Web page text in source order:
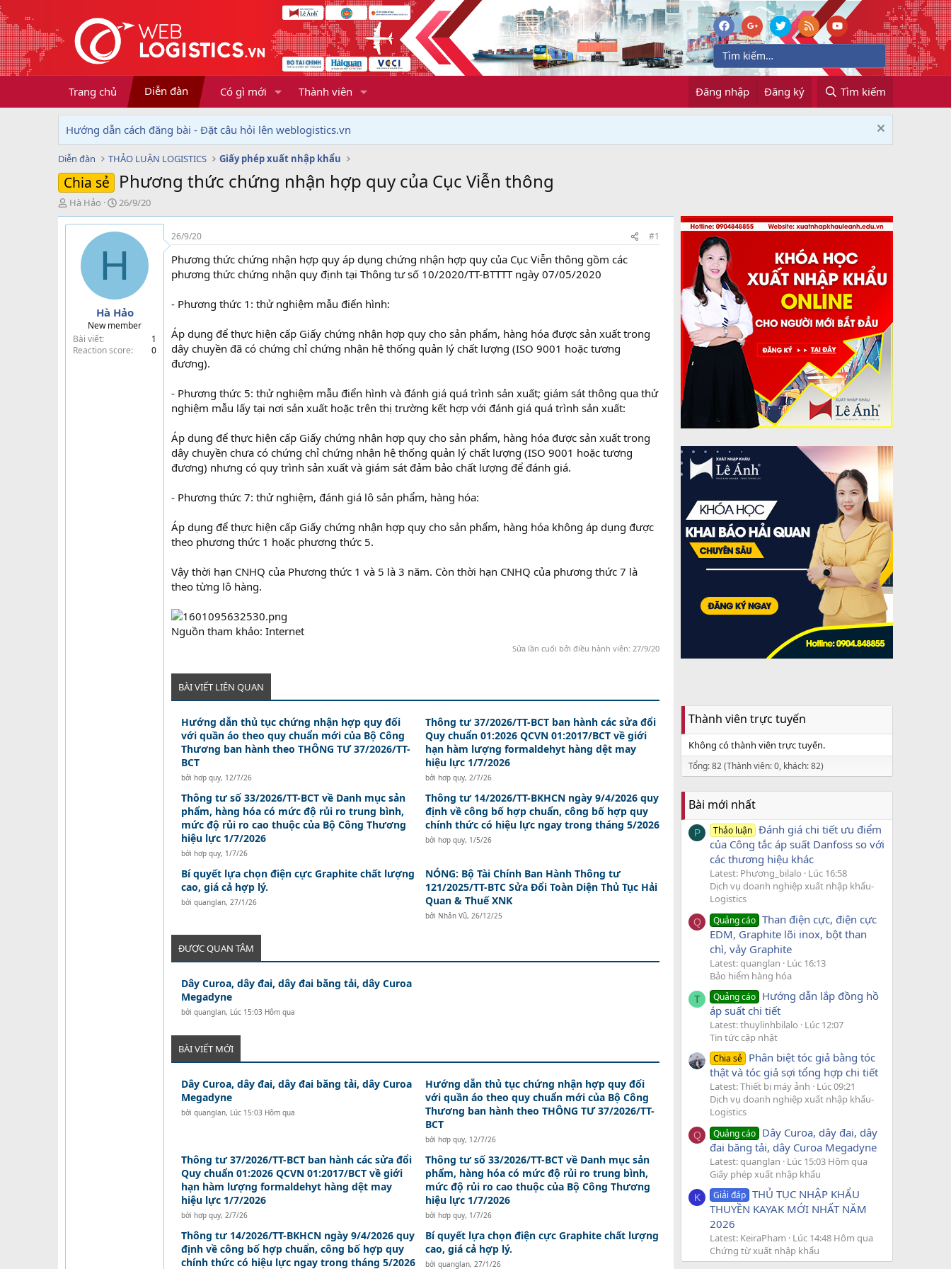
Trang chủ Diễn đàn Có gì mới Thành viên Đăng nhập Đăng ký Tìm kiếm
Hướng dẫn cách đăng bài - Đặt câu hỏi lên weblogistics.vn
Diễn đàn THẢO LUẬN LOGISTICS Giấy phép xuất nhập khẩu
Chia sẻ Phương thức chứng nhận hợp quy của Cục Viễn thông
T
h
r
Hà Hảo
N
g
à
g
ử
26/9/20
H
Hà Hảo
New member
Bài viết
1
Reaction score
0
26/9/20 #1
Phương thức chứng nhận hợp quy áp dụng chứng nhận hợp quy của Cục Viễn thông gồm các
phương thức chứng nhận quy định tại Thông tư số 10/2020/TT-BTTTT ngày 07/05/2020
- Phương thức 1: thử nghiệm mẫu điển hình:
Áp dụng để thực hiện cấp Giấy chứng nhận hợp quy cho sản phẩm, hàng hóa được sản xuất trong
dây chuyền đã có chứng chỉ chứng nhận hệ thống quản lý chất lượng (ISO 9001 hoặc tương
đương).
- Phương thức 5: thử nghiệm mẫu điển hình và đánh giá quá trình sản xuất; giám sát thông qua thử
nghiệm mẫu lấy tại nơi sản xuất hoặc trên thị trường kết hợp với đánh giá quá trình sản xuất:
Áp dụng để thực hiện cấp Giấy chứng nhận hợp quy cho sản phẩm, hàng hóa được sản xuất trong
dây chuyền chưa có chứng chỉ chứng nhận hệ thống quản lý chất lượng (ISO 9001 hoặc tương
đương) nhưng có quy trình sản xuất và giám sát đảm bảo chất lượng để đánh giá.
- Phương thức 7: thử nghiệm, đánh giá lô sản phẩm, hàng hóa:
Áp dụng để thực hiện cấp Giấy chứng nhận hợp quy cho sản phẩm, hàng hóa không áp dụng được
theo phương thức 1 hoặc phương thức 5.
Vậy thời hạn CNHQ của Phương thức 1 và 5 là 3 năm. Còn thời hạn CNHQ của phương thức 7 là
theo từng lô hàng.
Nguồn tham khảo: Internet
Sửa lần cuối bởi điều hành viên: 27/9/20
BÀI VIẾT LIÊN QUAN
Hướng dẫn thủ tục chứng nhận hợp quy đối
với quần áo theo quy chuẩn mới của Bộ Công
Thương ban hành theo THÔNG TƯ 37/2026/TT-
BCT
bởi hơp quy, 12/7/26
Thông tư 37/2026/TT-BCT ban hành các sửa đổi
Quy chuẩn 01:2026 QCVN 01:2017/BCT về giới
hạn hàm lượng formaldehyt hàng dệt may
hiệu lực 1/7/2026
bởi hơp quy, 2/7/26
Thông tư số 33/2026/TT-BCT về Danh mục sản
phẩm, hàng hóa có mức độ rủi ro trung bình,
mức độ rủi ro cao thuộc của Bộ Công Thương
hiệu lực 1/7/2026
bởi hơp quy, 1/7/26
Thông tư 14/2026/TT-BKHCN ngày 9/4/2026 quy
định về công bố hợp chuẩn, công bố hợp quy
chính thức có hiệu lực ngay trong tháng 5/2026
bởi hơp quy, 1/5/26
Bí quyết lựa chọn điện cực Graphite chất lượng
cao, giá cả hợp lý.
bởi quanglan, 27/1/26
NÓNG: Bộ Tài Chính Ban Hành Thông tư
121/2025/TT-BTC Sửa Đổi Toàn Diện Thủ Tục Hải
Quan & Thuế XNK
bởi Nhân Vũ, 26/12/25
ĐƯỢC QUAN TÂM
Dây Curoa, dây đai, dây đai băng tải, dây Curoa
Megadyne
bởi quanglan, Lúc 15:03 Hôm qua
BÀI VIẾT MỚI
Dây Curoa, dây đai, dây đai băng tải, dây Curoa
Megadyne
bởi quanglan, Lúc 15:03 Hôm qua
Hướng dẫn thủ tục chứng nhận hợp quy đối
với quần áo theo quy chuẩn mới của Bộ Công
Thương ban hành theo THÔNG TƯ 37/2026/TT-
BCT
bởi hơp quy, 12/7/26
Thông tư 37/2026/TT-BCT ban hành các sửa đổi
Quy chuẩn 01:2026 QCVN 01:2017/BCT về giới
hạn hàm lượng formaldehyt hàng dệt may
hiệu lực 1/7/2026
bởi hơp quy, 2/7/26
Thông tư số 33/2026/TT-BCT về Danh mục sản
phẩm, hàng hóa có mức độ rủi ro trung bình,
mức độ rủi ro cao thuộc của Bộ Công Thương
hiệu lực 1/7/2026
bởi hơp quy, 1/7/26
Thông tư 14/2026/TT-BKHCN ngày 9/4/2026 quy
định về công bố hợp chuẩn, công bố hợp quy
chính thức có hiệu lực ngay trong tháng 5/2026
Bí quyết lựa chọn điện cực Graphite chất lượng
cao, giá cả hợp lý.
bởi quanglan, 27/1/26
Thành viên trực tuyến
Không có thành viên trực tuyến.
Tổng: 82 (Thành viên: 0, khách: 82)
Bài mới nhất
P Thảo luận Đánh giá chi tiết ưu điểm
của Công tắc áp suất Danfoss so với
các thương hiệu khác
Latest: Phương_bilalo
Lúc 16:58
Dịch vụ doanh nghiệp xuất nhập khẩu-
Logistics
Q Quảng cáo Than điện cực, điện cực
EDM, Graphite lõi inox, bột than
chì, vảy Graphite
Latest: quanglan
Lúc 16:13
Bảo hiểm hàng hóa
T Quảng cáo Hướng dẫn lắp đồng hồ
áp suất chi tiết
Latest: thuylinhbilalo
Lúc 12:07
Tin tức cập nhật
Chia sẻ Phân biệt tóc giả bằng tóc
thật và tóc giả sợi tổng hợp chi tiết
Latest: Thiết bị máy ảnh
Lúc 09:21
Dịch vụ doanh nghiệp xuất nhập khẩu-
Logistics
Q Quảng cáo Dây Curoa, dây đai, dây
đai băng tải, dây Curoa Megadyne
Latest: quanglan
Lúc 15:03 Hôm qua
Giấy phép xuất nhập khẩu
K Giải đáp THỦ TỤC NHẬP KHẨU
THUYỀN KAYAK MỚI NHẤT NĂM
2026
Latest: KeiraPham
Lúc 14:48 Hôm qua
Chứng từ xuất nhập khẩu